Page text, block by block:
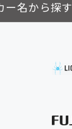
ー名から探す